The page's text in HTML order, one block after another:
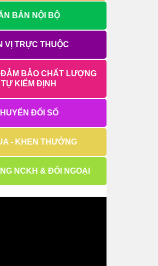
BẢN NỘI BỘ
VỊ TRỰC THUỘC
ĐẢM BẢO CHẤT LƯỢNG
TỰ KIỂM ĐỊNH
ĐỔI SỐ
- KHEN THƯỞNG
NCKH & ĐỐI NGOẠI